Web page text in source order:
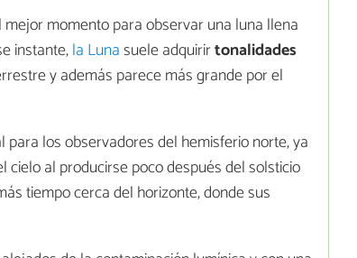
momento para observar una luna llena
instante,la Lunasuele adquirirtonalidades
y además parece más grande por el
los observadores del hemisferio norte, ya
al producirse poco después del solsticio
tiempo cerca del horizonte, donde sus